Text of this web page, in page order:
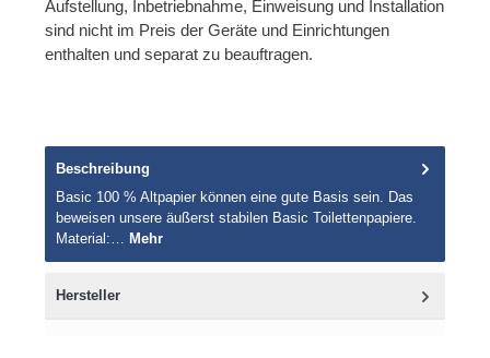
Aufstellung, Inbetriebnahme, Einweisung und Installation
sind nicht im Preis der Geräte und Einrichtungen
enthalten und separat zu beauftragen.
Beschreibung
Basic 100 % Altpapier können eine gute Basis sein. Das
beweisen unsere äußerst stabilen Basic Toilettenpapiere.
Material:… Mehr
Hersteller